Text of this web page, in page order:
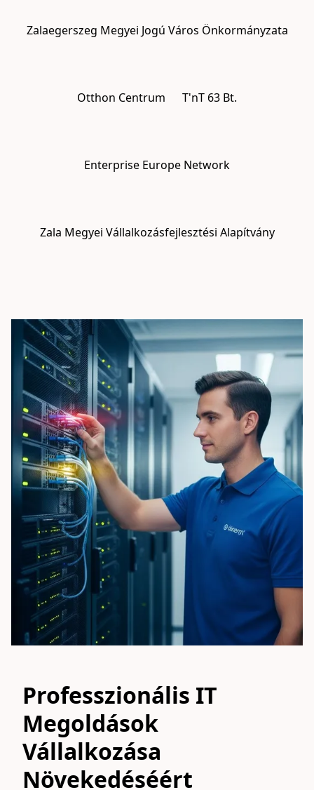
Zalaegerszeg Megyei Jogú Város Önkormányzata
Otthon Centrum T'nT 63 Bt.
Enterprise Europe Network
Zala Megyei Vállalkozásfejlesztési Alapítvány
Professzionális IT
Megoldások
Vállalkozása
Növekedéséért